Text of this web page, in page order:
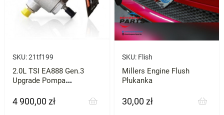
SKU:21tf199
2.0L TSI EA888 Gen.3
Upgrade Pompa
BAR-TEK
Cena
4 900,00 zł
SKU: Flish
Millers Engine Flush
Płukanka
Cena
30,00 zł